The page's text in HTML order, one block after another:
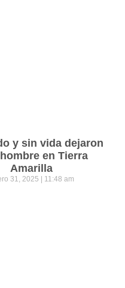
y sin vida dejaron
en Tierra
Amarilla
31, 2025 11:48 am